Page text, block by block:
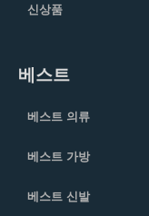
신상품
베스트
베스트 의류
베스트 가방
베스트 신발